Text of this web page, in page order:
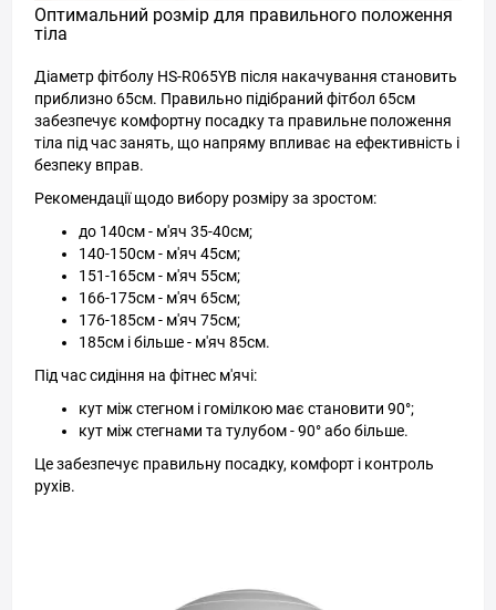
Оптимальний розмір для правильного положення
тіла
Діаметр фітболу HS-R065YB після накачування становить
приблизно 65см. Правильно підібраний фітбол 65см
забезпечує комфортну посадку та правильне положення
тіла під час занять, що напряму впливає на ефективність і
безпеку вправ.
Рекомендації щодо вибору розміру за зростом:
до 140см - м'яч 35-40см;
140-150см - м'яч 45см;
151-165см - м'яч 55см;
166-175см - м'яч 65см;
176-185см - м'яч 75см;
185см і більше - м'яч 85см.
Під час сидіння на фітнес м'ячі:
кут між стегном і гомілкою має становити 90°;
кут між стегнами та тулубом - 90° або більше.
Це забезпечує правильну посадку, комфорт і контроль
рухів.